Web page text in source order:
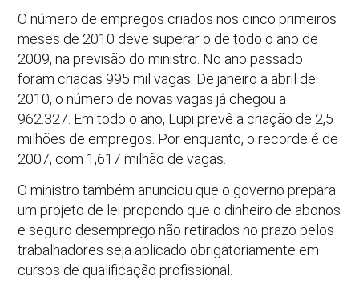
O número de empregos criados nos cinco primeiros
meses de 2010 deve superar o de todo o ano de
2009, na previsão do ministro. No ano passado
foram criadas 995 mil vagas. De janeiro a abril de
2010, o número de novas vagas já chegou a
962.327. Em todo o ano, Lupi prevê a criação de 2,5
milhões de empregos. Por enquanto, o recorde é de
2007, com 1,617 milhão de vagas.
O ministro também anunciou que o governo prepara
um projeto de lei propondo que o dinheiro de abonos
e seguro desemprego não retirados no prazo pelos
trabalhadores seja aplicado obrigatoriamente em
cursos de qualificação profissional.